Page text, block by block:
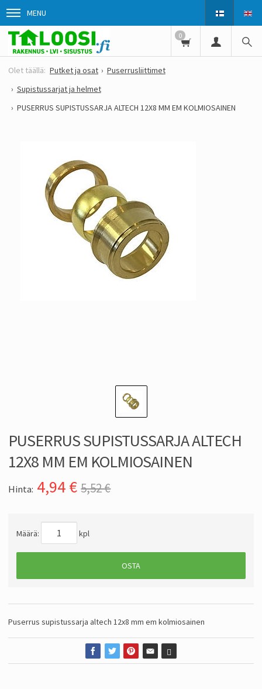
MENU
0
Putket ja osat
Puserrusliittimet
Supistussarjat ja helmet
PUSERRUS SUPISTUSSARJA ALTECH 12X8 MM EM KOLMIOSAINEN
PUSERRUS SUPISTUSSARJA ALTECH
12X8 MM EM KOLMIOSAINEN
Hinta: 4,94€ 5,52 €
Määrä: kpl
OSTA
Puserrus supistussarja altech 12x8 mm em kolmiosainen